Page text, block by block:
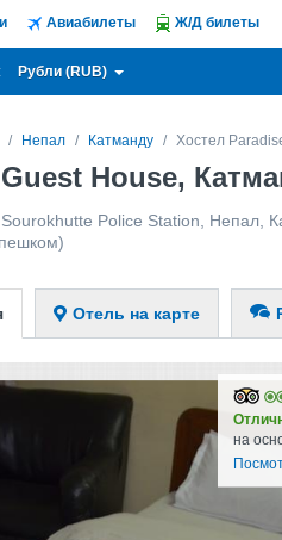
Авиабилеты Ж/Д билеты
Рубли (RUB)
Непал Катманду Хостел
House,
Police Station Непал
Отель на карте
на